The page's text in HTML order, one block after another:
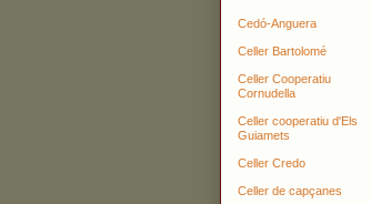
Cedó-Anguera
Celler Bartolomé
Celler Cooperatiu
Cornudella
Celler cooperatiu d'Els
Guiamets
Celler Credo
Celler de capçanes